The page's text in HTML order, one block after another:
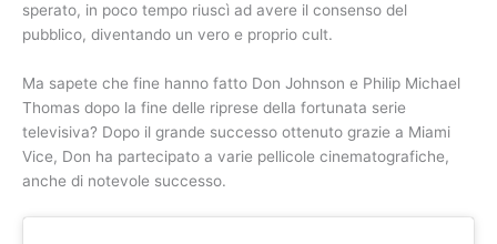
sperato, in poco tempo riuscì ad avere il consenso del
pubblico, diventando un vero e proprio cult.
Ma sapete che fine hanno fatto Don Johnson e Philip Michael
Thomas dopo la fine delle riprese della fortunata serie
televisiva? Dopo il grande successo ottenuto grazie a Miami
Vice, Don ha partecipato a varie pellicole cinematografiche,
anche di notevole successo.